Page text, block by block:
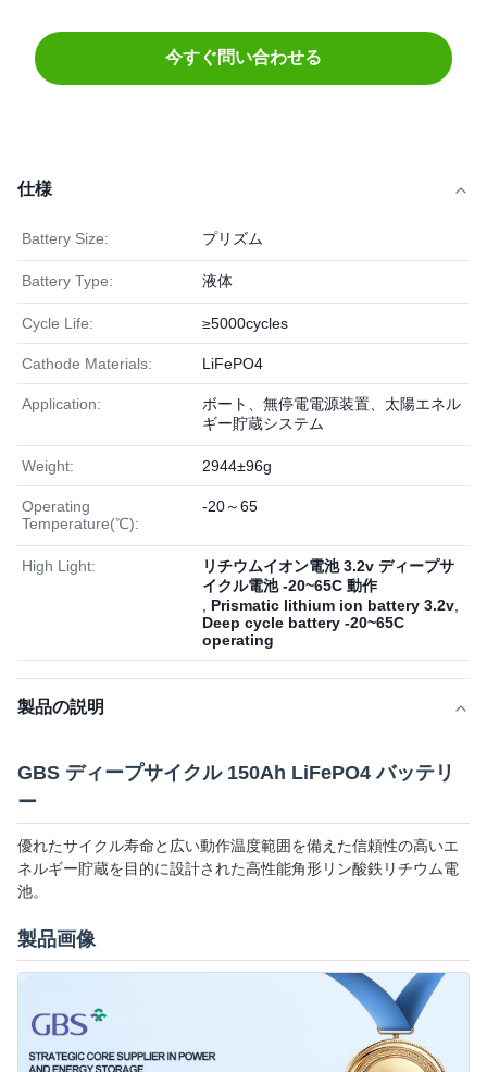
今すぐ問い合わせる
仕様
Battery Size: プリズム
Battery Type: 液体
Cycle Life: ≥5000cycles
Cathode Materials: LiFePO4
Application:
ボート、無停電電源装置、太陽エネル
ギー貯蔵システム
Weight: 2944±96g
Operating
Temperature(℃):
-20～65
High Light:
リチウムイオン電池 3.2v ディープサ
イクル電池 -20~65C 動作
Prismatic lithium ion battery 3.2v
Deep cycle battery -20~65C
operating
製品の説明
GBS ディープサイクル 150Ah LiFePO4 バッテリ
ー
優れたサイクル寿命と広い動作温度範囲を備えた信頼性の高いエ
ネルギー貯蔵を目的に設計された高性能角形リン酸鉄リチウム電
池。
製品画像